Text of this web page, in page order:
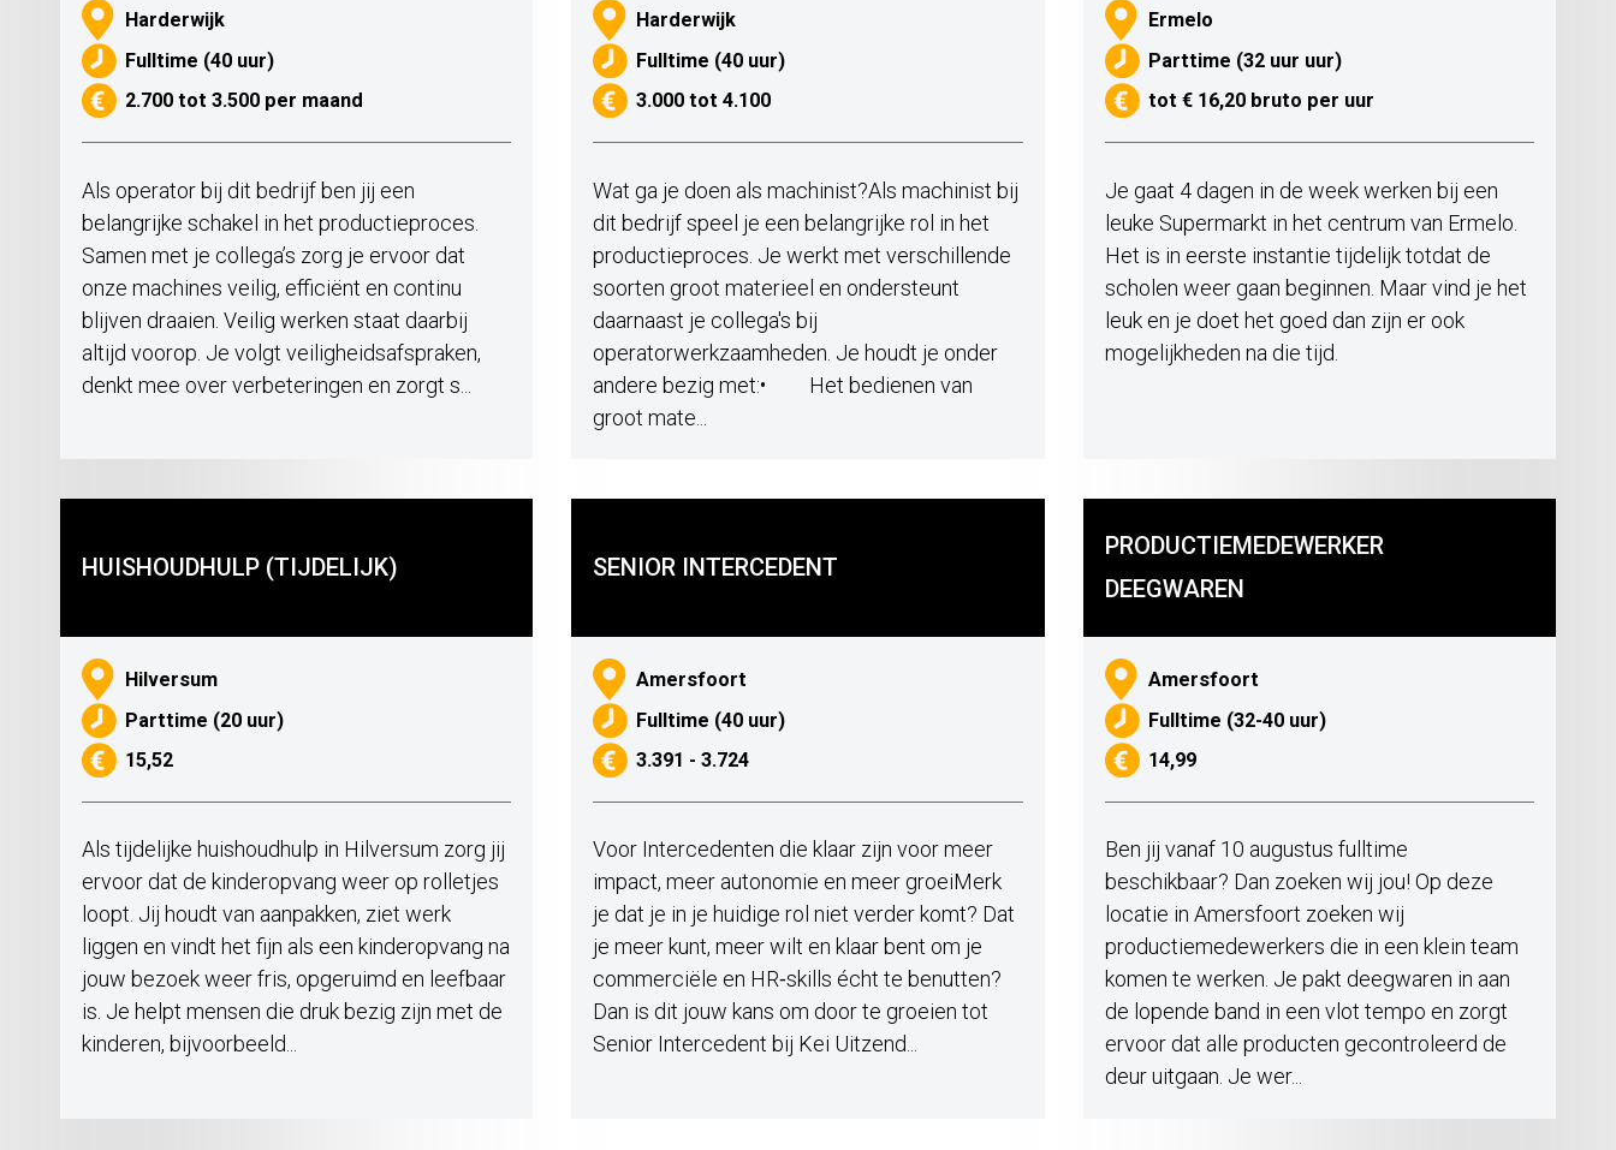
Harderwijk
Fulltime (40 uur)
2.700 tot 3.500 per maand
Als operator bij dit bedrijf ben jij een
belangrijke schakel in het productieproces.
Samen met je collega’s zorg je ervoor dat
onze machines veilig, efficiënt en continu
blijven draaien. Veilig werken staat daarbij
altijd voorop. Je volgt veiligheidsafspraken,
denkt mee over verbeteringen en zorgt s...
Harderwijk
Fulltime (40 uur)
3.000 tot 4.100
Wat ga je doen als machinist?Als machinist bij
dit bedrijf speel je een belangrijke rol in het
productieproces. Je werkt met verschillende
soorten groot materieel en ondersteunt
daarnaast je collega's bij
operatorwerkzaamheden. Je houdt je onder
andere bezig met:• Het bedienen van
groot mate...
Ermelo
Parttime (32 uur uur)
tot € 16,20 bruto per uur
Je gaat 4 dagen in de week werken bij een
leuke Supermarkt in het centrum van Ermelo.
Het is in eerste instantie tijdelijk totdat de
scholen weer gaan beginnen. Maar vind je het
leuk en je doet het goed dan zijn er ook
mogelijkheden na die tijd.
HUISHOUDHULP (TIJDELIJK)
Hilversum
Parttime (20 uur)
15,52
Als tijdelijke huishoudhulp in Hilversum zorg jij
ervoor dat de kinderopvang weer op rolletjes
loopt. Jij houdt van aanpakken, ziet werk
liggen en vindt het fijn als een kinderopvang na
jouw bezoek weer fris, opgeruimd en leefbaar
is. Je helpt mensen die druk bezig zijn met de
kinderen, bijvoorbeeld...
SENIOR INTERCEDENT
Amersfoort
Fulltime (40 uur)
3.391 - 3.724
Voor Intercedenten die klaar zijn voor meer
impact, meer autonomie en meer groeiMerk
je dat je in je huidige rol niet verder komt? Dat
je meer kunt, meer wilt en klaar bent om je
commerciële en HR‑skills écht te benutten?
Dan is dit jouw kans om door te groeien tot
Senior Intercedent bij Kei Uitzend...
PRODUCTIEMEDEWERKER
DEEGWAREN
Amersfoort
Fulltime (32-40 uur)
14,99
Ben jij vanaf 10 augustus fulltime
beschikbaar? Dan zoeken wij jou! Op deze
locatie in Amersfoort zoeken wij
productiemedewerkers die in een klein team
komen te werken. Je pakt deegwaren in aan
de lopende band in een vlot tempo en zorgt
ervoor dat alle producten gecontroleerd de
deur uitgaan. Je wer...